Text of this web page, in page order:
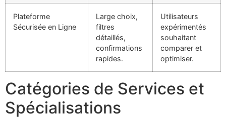
Plateforme
Sécurisée en Ligne
Large choix,
filtres
détaillés,
confirmations
rapides.
Utilisateurs
expérimentés
souhaitant
comparer et
optimiser.
Catégories de Services et
Spécialisations